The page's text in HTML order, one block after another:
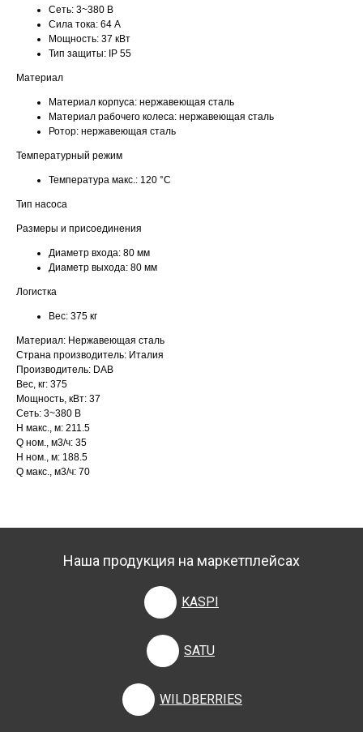
Сеть: 3~380 В
Сила тока: 64 А
Мощность: 37 кВт
Тип защиты: IP 55
Материал
Материал корпуса: нержавеющая сталь
Материал рабочего колеса: нержавеющая сталь
Ротор: нержавеющая сталь
Температурный режим
Температура макс.: 120 °С
Тип насоса
Размеры и присоединения
Диаметр входа: 80 мм
Диаметр выхода: 80 мм
Логистка
Вес: 375 кг
Материал: Нержавеющая сталь
Страна производитель: Италия
Производитель: DAB
Вес, кг: 375
Мощность, кВт: 37
Сеть: 3~380 В
H макс., м: 211.5
Q ном., м3/ч: 35
H ном., м: 188.5
Q макс., м3/ч: 70
Наша продукция на маркетплейсах
KASPI
SATU
WILDBERRIES